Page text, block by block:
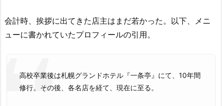
会計時、挨拶に出てきた店主はまだ若かった。以下、メニ
ューに書かれていたプロフィールの引用。
高校卒業後は札幌グランドホテル『一条亭』にて、10年間
修行。その後、各名店を経て、現在に至る。